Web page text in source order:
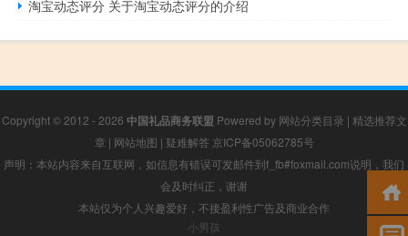
淘宝动态评分 关于淘宝动态评分的介绍
Copyright © 2012 - 2026 中国礼品商务联盟 Powered by 网站分类目录 | 精选推荐文
章 | 网站地图 | 疑难解答 京ICP备05062785号
声明：本站内容来自互联网，如信息有错误可发邮件到f_fb#foxmail.com说明，我们
会及时纠正，谢谢
本站仅为个人兴趣爱好，不接盈利性广告及商业合作
小男孩